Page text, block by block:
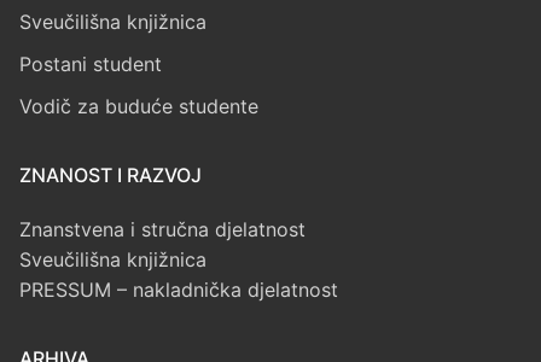
Sveučilišna knjižnica
Postani student
Vodič za buduće studente
ZNANOST I RAZVOJ
Znanstvena i stručna djelatnost
Sveučilišna knjižnica
PRESSUM – nakladnička djelatnost